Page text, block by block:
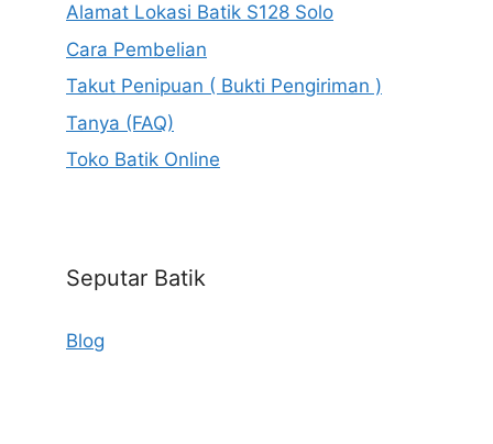
Alamat Lokasi Batik S128 Solo
Cara Pembelian
Takut Penipuan ( Bukti Pengiriman )
Tanya (FAQ)
Toko Batik Online
Seputar Batik
Blog